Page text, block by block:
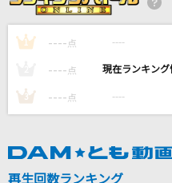
Vaundy
きらり
[生音]Dress You Up [
1 ---- 点 ----
---- 点 ----
3 ---- 点 ----
再生回数ランキング